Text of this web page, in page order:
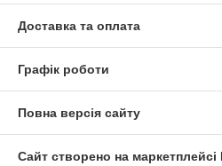
Доставка та оплата
Графік роботи
Повна версія сайту
Сайт створено на маркетплейсі